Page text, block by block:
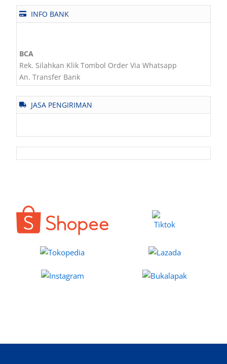
INFO BANK
BCA
Rek. Silahkan Klik Tombol Order Via Whatsapp
An. Transfer Bank
JASA PENGIRIMAN